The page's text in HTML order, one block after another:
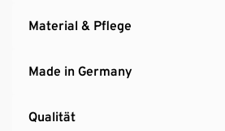
Material & Pflege
Made in Germany
Qualität